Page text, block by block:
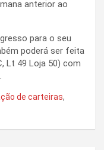
anterior ao
para o seu
poderá ser feita
Lt 49 Loja 50) com
de carteiras,